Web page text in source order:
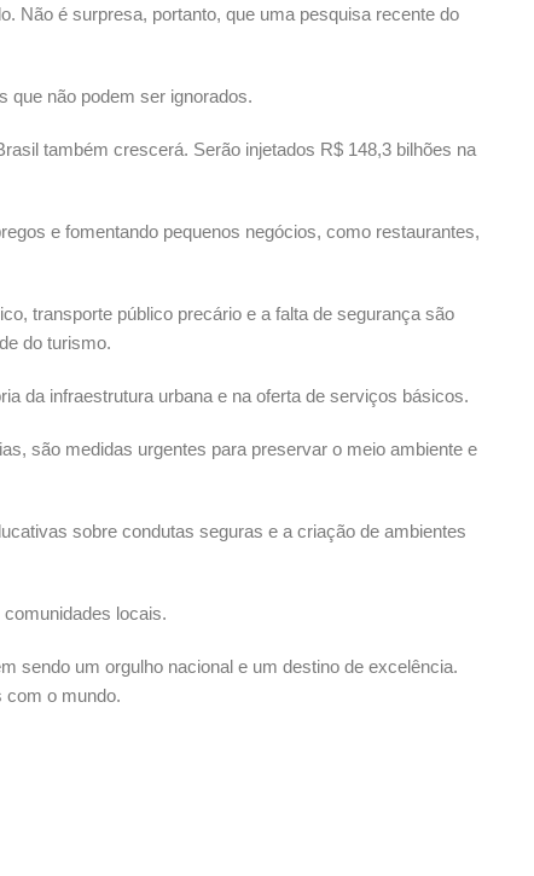
Não é surpresa, portanto, que uma pesquisa recente do
que não podem ser ignorados.
também crescerá. Serão injetados R$ 148,3 bilhões na
e fomentando pequenos negócios, como restaurantes,
transporte público precário e a falta de segurança são
do turismo.
da infraestrutura urbana e na oferta de serviços básicos.
são medidas urgentes para preservar o meio ambiente e
sobre condutas seguras e a criação de ambientes
locais.
sendo um orgulho nacional e um destino de excelência.
com o mundo.